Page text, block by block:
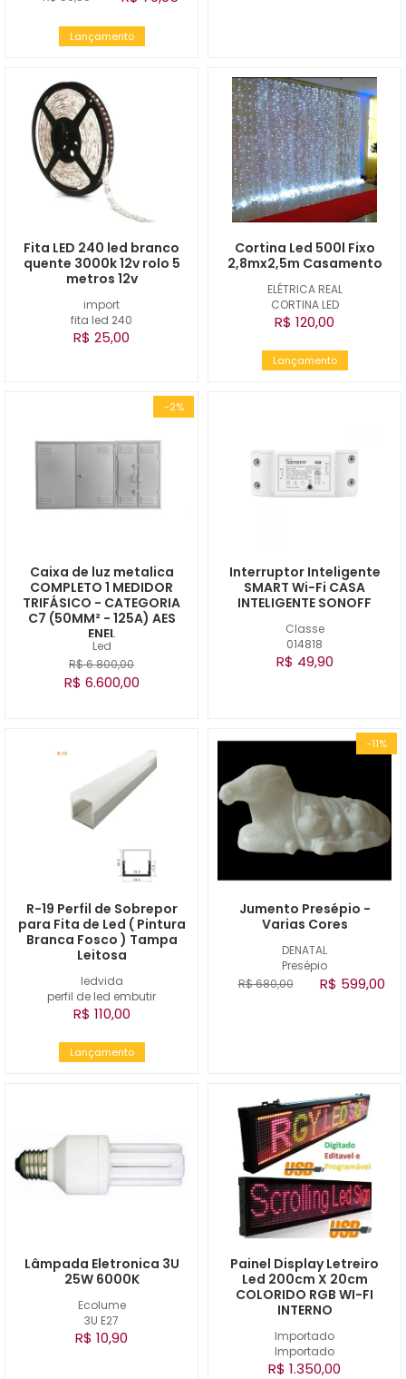
Lançamento
import
fita led 240
Fita LED 240 led branco
quente 3000k 12v rolo 5
metros 12v
R$ 25,00
ELÉTRICA REAL
CORTINA LED
Cortina Led 500l Fixo
2,8mx2,5m Casamento
R$ 120,00
Lançamento
-2%
Led
Caixa de luz metalica
COMPLETO 1 MEDIDOR
TRIFÁSICO - CATEGORIA
C7 (50MM² - 125A) AES
ENEL
R$ 6.800,00
R$ 6.600,00
Classe
014818
Interruptor Inteligente
SMART Wi-Fi CASA
INTELIGENTE SONOFF
R$ 49,90
ledvida
perfil de led embutir
R-19 Perfil de Sobrepor
para Fita de Led ( Pintura
Branca Fosco ) Tampa
Leitosa
R$ 110,00
Lançamento
-11%
DENATAL
Presépio
Jumento Presépio -
Varias Cores
R$ 680,00 R$ 599,00
Ecolume
3U E27
Lâmpada Eletronica 3U
25W 6000K
R$ 10,90
Importado
Importado
Painel Display Letreiro
Led 200cm X 20cm
COLORIDO RGB WI-FI
INTERNO
R$ 1.350,00